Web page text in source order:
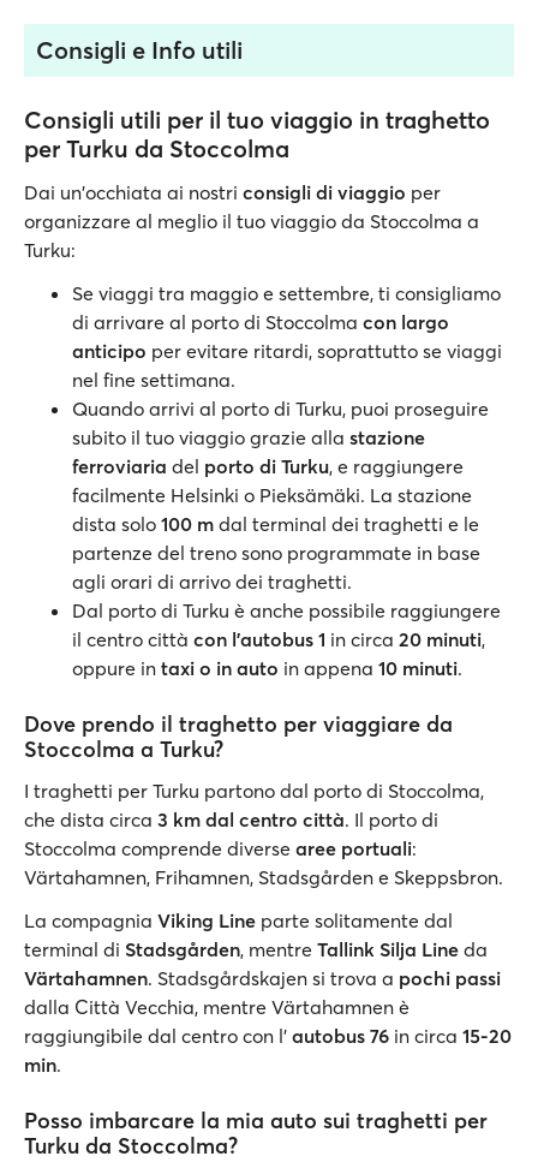
Consigli e Info utili
Consigli utili per il tuo viaggio in traghetto
per Turku da Stoccolma
Dai un'occhiata ai nostri consigli di viaggio per
organizzare al meglio il tuo viaggio da Stoccolma a
Turku:
Se viaggi tra maggio e settembre, ti consigliamo
di arrivare al porto di Stoccolma con largo
anticipo per evitare ritardi, soprattutto se viaggi
nel fine settimana.
Quando arrivi al porto di Turku, puoi proseguire
subito il tuo viaggio grazie alla stazione
ferroviaria del porto di Turku, e raggiungere
facilmente Helsinki o Pieksämäki. La stazione
dista solo 100 m dal terminal dei traghetti e le
partenze del treno sono programmate in base
agli orari di arrivo dei traghetti.
Dal porto di Turku è anche possibile raggiungere
il centro città con l'autobus 1 in circa 20 minuti,
oppure in taxi o in auto in appena 10 minuti.
Dove prendo il traghetto per viaggiare da
Stoccolma a Turku?
I traghetti per Turku partono dal porto di Stoccolma,
che dista circa 3 km dal centro città. Il porto di
Stoccolma comprende diverse aree portuali:
Värtahamnen, Frihamnen, Stadsgården e Skeppsbron.
La compagnia Viking Line parte solitamente dal
terminal di Stadsgården, mentre Tallink Silja Line da
Värtahamnen. Stadsgårdskajen si trova a pochi passi
dalla Città Vecchia, mentre Värtahamnen è
raggiungibile dal centro con l' autobus 76 in circa 15-20
min.
Posso imbarcare la mia auto sui traghetti per
Turku da Stoccolma?